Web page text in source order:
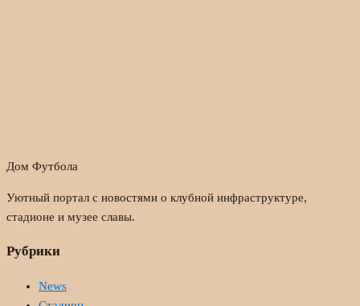
Дом Футбола
Уютный портал с новостями о клубной инфраструктуре,
стадионе и музее славы.
Рубрики
News